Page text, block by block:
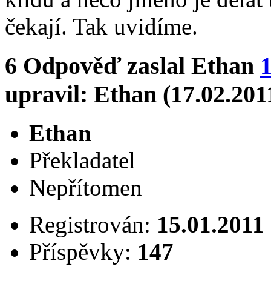
čekají. Tak uvidíme.
6 Odpověď zaslal Ethan
upravil: Ethan
Ethan
Překladatel
Nepřítomen
Registrován: 15.01.2011
Příspěvky: 147